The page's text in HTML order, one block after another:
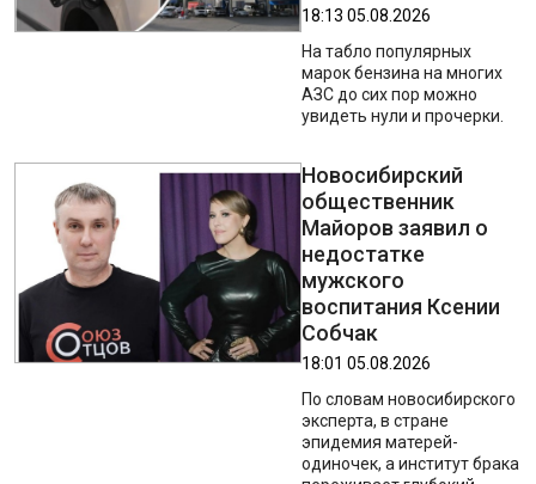
18:13 05.08.2026
На табло популярных
марок бензина на многих
АЗС до сих пор можно
увидеть нули и прочерки.
Новосибирский
общественник
Майоров заявил о
недостатке
мужского
воспитания Ксении
Собчак
18:01 05.08.2026
По словам новосибирского
эксперта, в стране
эпидемия матерей-
одиночек, а институт брака